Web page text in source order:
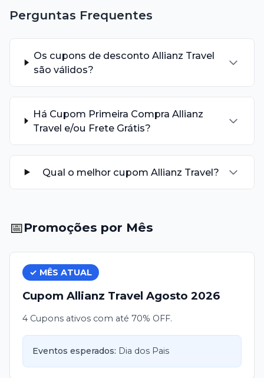
Perguntas Frequentes
Os cupons de desconto Allianz Travel
são válidos?
Há Cupom Primeira Compra Allianz
Travel e/ou Frete Grátis?
Qual o melhor cupom Allianz Travel?
📅Promoções por Mês
✓ MÊS ATUAL
Cupom Allianz Travel Agosto 2026
4 Cupons ativos com até 70% OFF.
Eventos esperados: Dia dos Pais